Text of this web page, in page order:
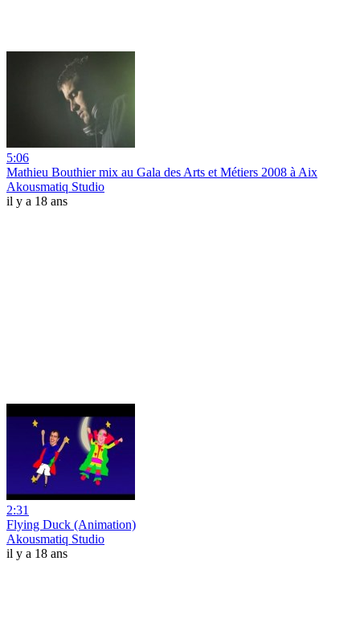
5:06
Mathieu Bouthier mix au Gala des Arts et Métiers 2008 à Aix
Akousmatiq Studio
il y a 18 ans
2:31
Flying Duck (Animation)
Akousmatiq Studio
il y a 18 ans